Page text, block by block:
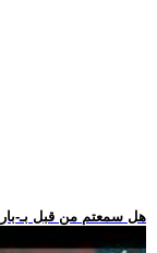
.. هل سمعتم من قبل بـ-